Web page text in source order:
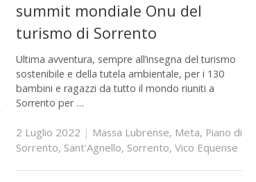
summit mondiale Onu del
turismo di Sorrento
Ultima avventura, sempre all’insegna del turismo
sostenibile e della tutela ambientale, per i 130
bambini e ragazzi da tutto il mondo riuniti a
Sorrento per …
2 Luglio 2022 | Massa Lubrense, Meta, Piano di
Sorrento, Sant'Agnello, Sorrento, Vico Equense